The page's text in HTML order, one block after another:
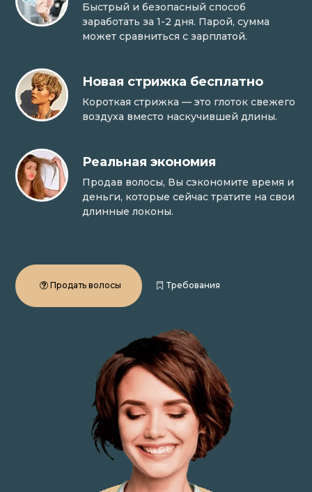
Быстрый и безопасный способ
заработать за 1-2 дня. Парой, сумма
может сравниться с зарплатой.
Новая стрижка бесплатно
Короткая стрижка — это глоток свежего
воздуха вместо наскучившей длины.
Реальная экономия
Продав волосы, Вы сэкономите время и
деньги, которые сейчас тратите на свои
длинные локоны.
Продать волосы Требования